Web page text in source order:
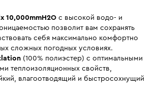
10,000mmH2O с высокой водо- и
позволит вам сохранять
себя максимально комфортно
сложных погодных условиях.
(100% полиэстер) с оптимальными
теплоизоляционных свойств,
влагоотводящий и быстросохнущий